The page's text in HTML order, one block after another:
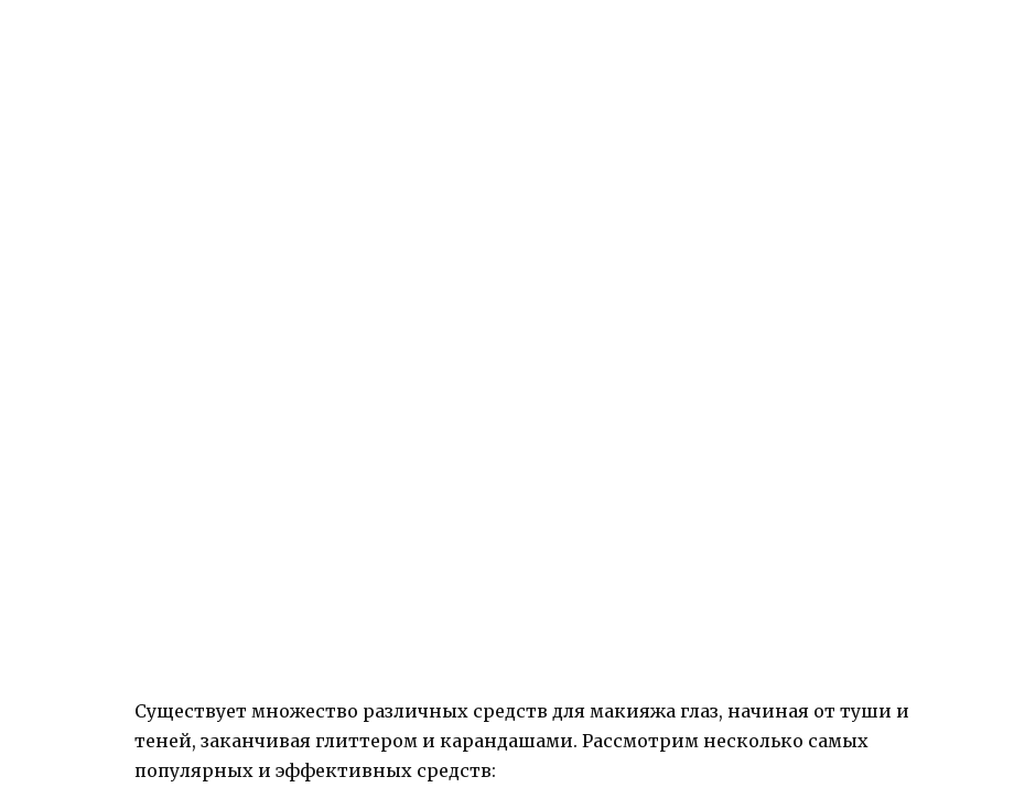
Существует множество различных средств для макияжа глаз, начиная от туши и
теней, заканчивая глиттером и карандашами. Рассмотрим несколько самых
популярных и эффективных средств: